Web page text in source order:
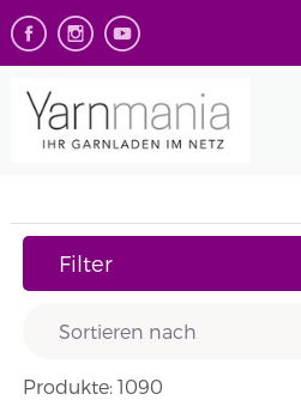
Filter
Produkte: 1090